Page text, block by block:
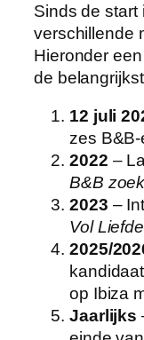
Sinds de start
verschillende
Hieronder
de
12 juli
zes
2022 –
B&B
2023 –
Vol Liefde
2025/
op Ibiza
Jaarlijks